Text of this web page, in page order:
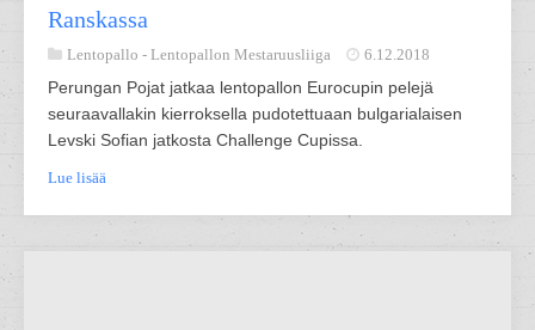
Ranskassa
Lentopallo - Lentopallon Mestaruusliiga 6.12.2018
Perungan Pojat jatkaa lentopallon Eurocupin pelejä
seuraavallakin kierroksella pudotettuaan bulgarialaisen
Levski Sofian jatkosta Challenge Cupissa.
Lue lisää